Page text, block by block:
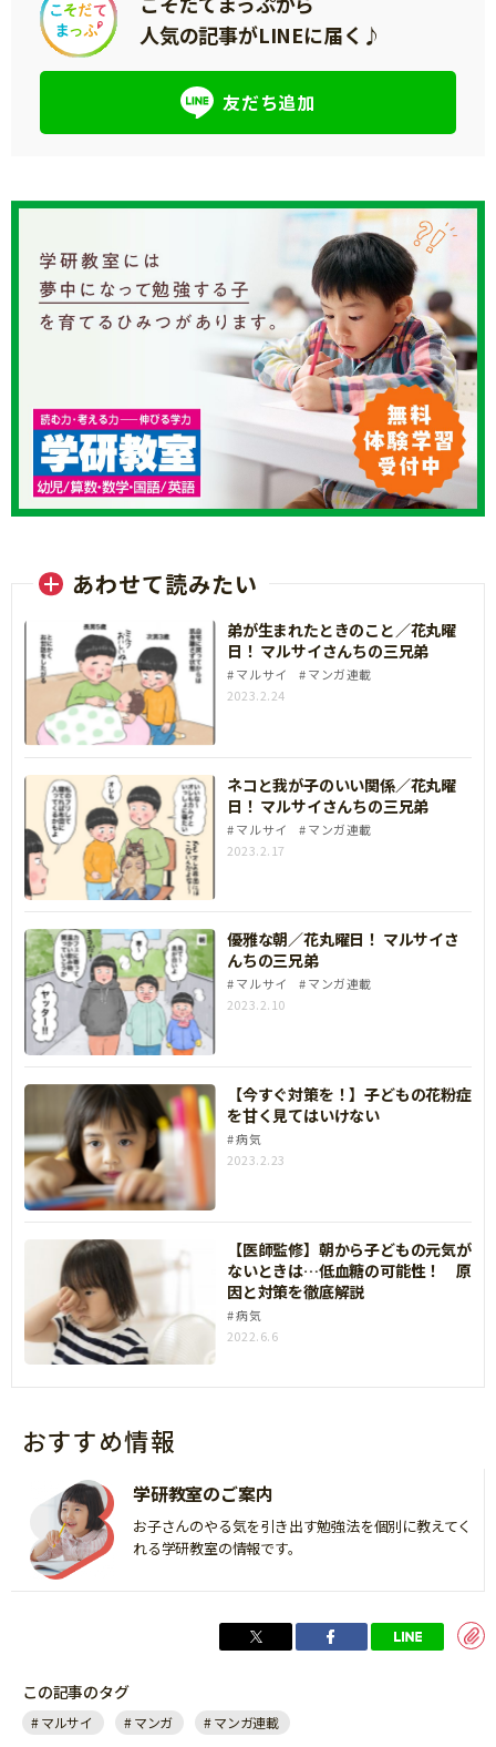
人気の記事がLINEに届く♪
友だち追加
あわせて読みたい
弟が生まれたときのこと／花丸曜
日！ マルサイさんちの三兄弟
マルサイ
マンガ連載
2023.2.24
ネコと我が子のいい関係／花丸曜
日！ マルサイさんちの三兄弟
マルサイ
マンガ連載
2023.2.17
優雅な朝／花丸曜日！ マルサイさ
んちの三兄弟
マルサイ
マンガ連載
2023.2.10
【今すぐ対策を！】子どもの花粉症
を甘く見てはいけない
病気
2023.2.23
【医師監修】朝から子どもの元気が
ないときは…低血糖の可能性！ 原
因と対策を徹底解説
病気
2022.6.6
おすすめ情報
学研教室のご案内
お子さんのやる気を引き出す勉強法を個別に教えてく
れる学研教室の情報です。
この記事のタグ
マルサイ マンガ マンガ連載